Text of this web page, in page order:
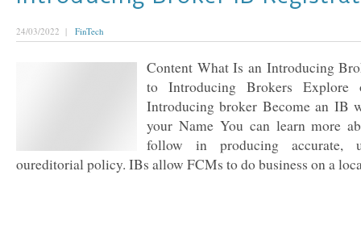
24/03/2022 | FinTech
Content What Is an Introducing
to Introducing Brokers Explore
Introducing broker Become an IB
your Name You can learn more
follow in producing accurate,
oureditorial policy. IBs allow FCMs to do business on a